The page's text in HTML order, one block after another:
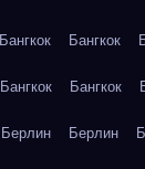
Бангкок Бангкок
Бангкок Бангкок
Берлин Берлин